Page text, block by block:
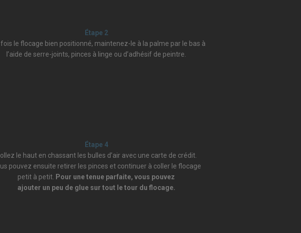
Étape 2
fois le flocage bien positionné, maintenez-le à la palme par le bas à
l’aide de serre-joints, pinces à linge ou d’adhésif de peintre.
Étape 4
le haut en chassant les bulles d’air avec une carte de crédit.
pouvez ensuite retirer les pinces et continuer à coller le flocage
petit à petit. Pour une tenue parfaite, vous pouvez
ajouter un peu de glue sur tout le tour du flocage.